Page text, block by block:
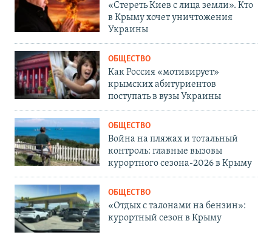
«Стереть Киев с лица земли». Кто
в Крыму хочет уничтожения
Украины
ОБЩЕСТВО
Как Россия «мотивирует»
крымских абитуриентов
поступать в вузы Украины
ОБЩЕСТВО
Война на пляжах и тотальный
контроль: главные вызовы
курортного сезона-2026 в Крыму
ОБЩЕСТВО
«Отдых с талонами на бензин»:
курортный сезон в Крыму